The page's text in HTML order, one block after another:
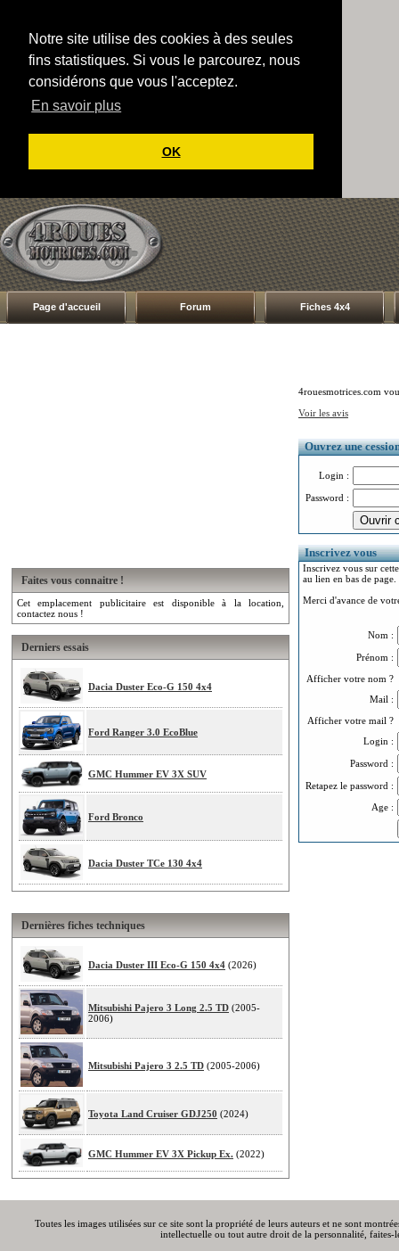
Notre site utilise des cookies à des seules
fins statistiques. Si vous le parcourez, nous
considérons que vous l'acceptez.
En savoir plus
OK
Page d'accueil Forum Fiches 4x4
Faites vous connaitre !
Cet emplacement publicitaire est disponible à la location,
contactez nous !
Derniers essais
Dacia Duster Eco-G 150 4x4
Ford Ranger 3.0 EcoBlue
GMC Hummer EV 3X SUV
Ford Bronco
Dacia Duster TCe 130 4x4
Dernières fiches techniques
Dacia Duster III Eco-G 150 4x4 (2026)
Mitsubishi Pajero 3 Long 2.5 TD (2005-
2006)
Mitsubishi Pajero 3 2.5 TD (2005-2006)
Toyota Land Cruiser GDJ250 (2024)
GMC Hummer EV 3X Pickup Ex. (2022)
4rouesmotrices.com
Voir les avis
Ouvrez une
Login :
Password :
Inscrivez vous
Inscrivez vous sur
au lien en bas de page.
Merci d'avance de
Nom :
Prénom :
Afficher votre nom ?
Mail :
Afficher votre mail ?
Login :
Password :
Retapez le password :
Age :
Toutes les images utilisées sur ce site sont la propriété de leurs auteurs et ne sont
intellectuelle ou tout autre droit de la personnalité,